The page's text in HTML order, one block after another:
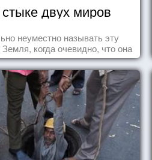
двух миров
неуместно называть эту
когда очевидно, что она
- Океан.